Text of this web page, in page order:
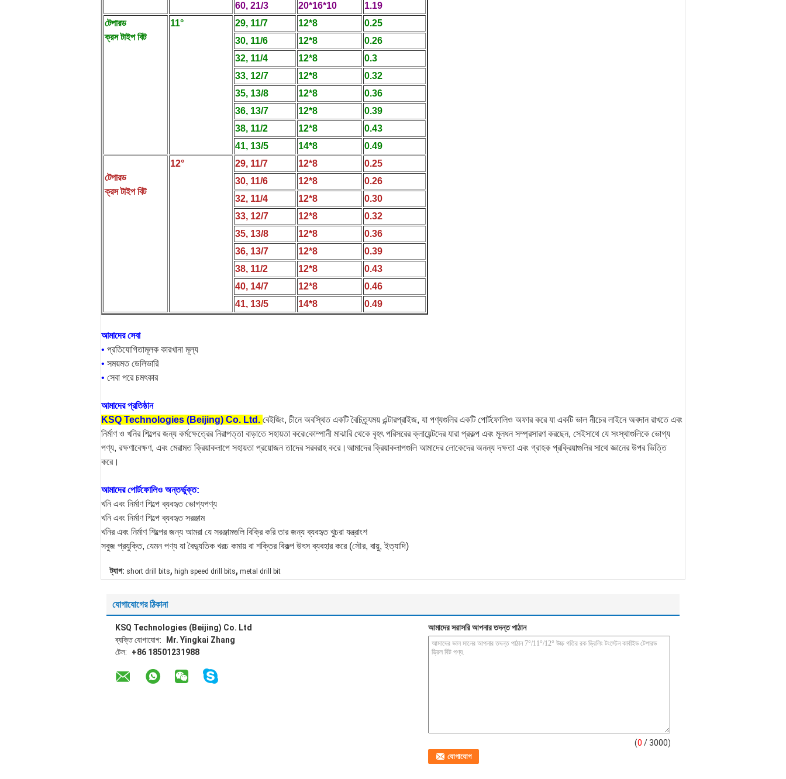
60, 21/3
20*16*10
1.19
টেপারড
ক্রস টাইপ বিট
11° 29, 11/7 12*8
0.25
30, 11/6
12*8
0.26
32, 11/4
12*8
0.3
33, 12/7
12*8
0.32
35, 13/8
12*8
0.36
36, 13/7
12*8
0.39
38, 11/2
12*8
0.43
41, 13/5
14*8 0.49
টেপারড
ক্রস টাইপ বিট
12° 29, 11/7 12*8
0.25
30, 11/6
12*8
0.26
32, 11/4
12*8
0.30
33, 12/7
12*8
0.32
35, 13/8
12*8
0.36
36, 13/7
12*8
0.39
38, 11/2
12*8
0.43
40, 14/7
12*8
0.46
41, 13/5
14*8 0.49
আমাদের সেবা
• প্রতিযোগিতামূলক কারখানা মূল্য
• সময়মত ডেলিভারি
• সেবা পরে চমৎকার
আমাদের প্রতিষ্ঠান
KSQ Technologies (Beijing) Co. Ltd. বেইজিং, চীনে অবস্থিত একটি বৈচিত্র্যময় এন্টারপ্রাইজ, যা পণ্যগুলির একটি পোর্টফোলিও অফার করে যা একটি ভাল নীচের লাইনে অবদান রাখতে এবং
নির্মাণ ও খনির শিল্পের জন্য কর্মক্ষেত্রের নিরাপত্তা বাড়াতে সহায়তা করে৷কোম্পানী মাঝারি থেকে বৃহৎ পরিসরের ক্লায়েন্টদের যারা প্রকল্প এবং মূলধন সম্প্রসারণ করছেন, সেইসাথে যে সংস্থাগুলিকে ভোগ্য
পণ্য, রক্ষণাবেক্ষণ, এবং মেরামত ক্রিয়াকলাপে সহায়তা প্রয়োজন তাদের সরবরাহ করে।আমাদের ক্রিয়াকলাপগুলি আমাদের লোকেদের অনন্য দক্ষতা এবং গ্রাহক প্রক্রিয়াগুলির সাথে জ্ঞানের উপর ভিত্তি
করে।
আমাদের পোর্টফোলিও অন্তর্ভুক্ত:
খনি এবং নির্মাণ শিল্পে ব্যবহৃত ভোগ্যপণ্য
খনি এবং নির্মাণ শিল্পে ব্যবহৃত সরঞ্জাম
খনির এবং নির্মাণ শিল্পের জন্য আমরা যে সরঞ্জামগুলি বিক্রি করি তার জন্য ব্যবহৃত খুচরা যন্ত্রাংশ
সবুজ প্রযুক্তি, যেমন পণ্য যা বৈদ্যুতিক খরচ কমায় বা শক্তির বিকল্প উৎস ব্যবহার করে (সৌর, বায়ু, ইত্যাদি)
ট্যাগ: short drill bits, high speed drill bits, metal drill bit
যোগাযোগের ঠিকানা
KSQ Technologies (Beijing) Co. Ltd
ব্যক্তি যোগাযোগ:
Mr. Yingkai Zhang
টেল:
+86 18501231988
আমাদের সরাসরি আপনার তদন্ত পাঠান
(0 / 3000)